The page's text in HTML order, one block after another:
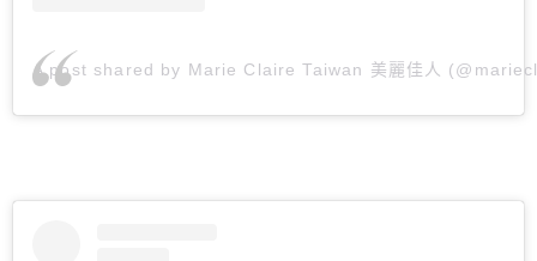
A post shared by Marie Claire Taiwan 美麗佳人